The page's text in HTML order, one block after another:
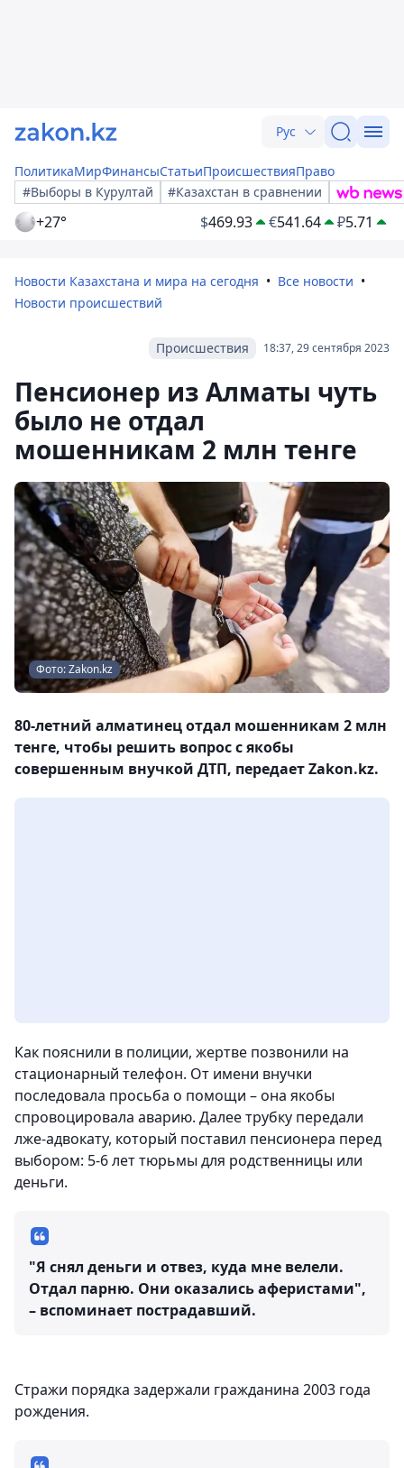
Рус
ПолитикаМирФинансыСтатьиПроисшествияПраво
#Выборы в Курултай
#Казахстан в сравнении
+27° $469.93 €541.64 ₽5.71
Новости Казахстана и мира на сегодня
Все новости
Новости происшествий
18:37, 29 сентября 2023
Происшествия
Пенсионер из Алматы чуть
было не отдал
мошенникам 2 млн тенге
Фото: Zakon.kz
80-летний алматинец отдал мошенникам 2 млн
тенге, чтобы решить вопрос с якобы
совершенным внучкой ДТП, передает Zakon.kz.
Как пояснили в полиции, жертве позвонили на
стационарный телефон. От имени внучки
последовала просьба о помощи – она якобы
спровоцировала аварию. Далее трубку передали
лже-адвокату, который поставил пенсионера перед
выбором: 5-6 лет тюрьмы для родственницы или
деньги.
"Я снял деньги и отвез, куда мне велели.
Отдал парню. Они оказались аферистами",
– вспоминает пострадавший.
Стражи порядка задержали гражданина 2003 года
рождения.